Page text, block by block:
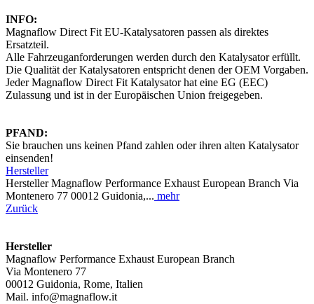
INFO:
Magnaflow Direct Fit EU-Katalysatoren passen als direktes
Ersatzteil.
Alle Fahrzeuganforderungen werden durch den Katalysator erfüllt.
Die Qualität der Katalysatoren entspricht denen der OEM Vorgaben.
Jeder Magnaflow Direct Fit Katalysator hat eine EG (EEC)
Zulassung und ist in der Europäischen Union freigegeben.
PFAND:
Sie brauchen uns keinen Pfand zahlen oder ihren alten Katalysator
einsenden!
Hersteller
Hersteller Magnaflow Performance Exhaust European Branch Via
Montenero 77 00012 Guidonia,... mehr
Zurück
Hersteller
Magnaflow Performance Exhaust European Branch
Via Montenero 77
00012 Guidonia, Rome, Italien
Mail. info@magnaflow.it